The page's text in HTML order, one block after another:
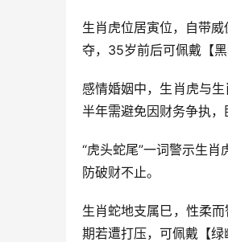
生肖虎位居寅位，自带
夺，35岁前后可佩戴【
感情婚姻中，生肖虎与
半年需避免因财务争执，
“虎头蛇尾”一词警示生
防破财不止。
生肖蛇地支属巳，性柔
期若遭打压，可佩戴【绿